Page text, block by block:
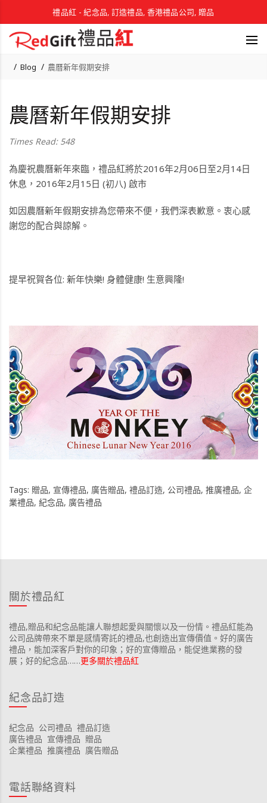
禮品紅 - 紀念品, 訂造禮品, 香港禮品公司, 贈品
Blog 農曆新年假期安排
農曆新年假期安排
Times Read: 548
為慶祝農曆新年來臨，禮品紅將於2016年2月06日至2月14日
休息，2016年2月15日 (初八) 啟市
如因農曆新年假期安排為您帶來不便，我們深表歉意。衷心感
謝您的配合與諒解。
提早祝賀各位: 新年快樂! 身體健康! 生意興隆!
Tags: 贈品, 宣傳禮品, 廣告贈品, 禮品訂造, 公司禮品, 推廣禮品, 企
業禮品, 紀念品, 廣告禮品
關於禮品紅
禮品,贈品和紀念品能讓人聯想起愛與關懷以及一份情。禮品紅能為
公司品牌帶來不單是感情寄託的禮品,也創造出宣傳價值。好的廣告
禮品，能加深客戶對你的印象；好的宣傳贈品，能促進業務的發
展；好的紀念品……更多關於禮品紅
紀念品訂造
紀念品 公司禮品 禮品訂造
廣告禮品 宣傳禮品 贈品
企業禮品 推廣禮品 廣告贈品
電話聯絡資料